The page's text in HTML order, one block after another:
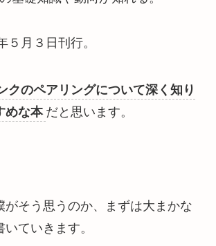
５月３日刊行。
クのペアリングについて深く知り
めな本 だと思います。
がそう思うのか、まずは大まかな
ていきます。